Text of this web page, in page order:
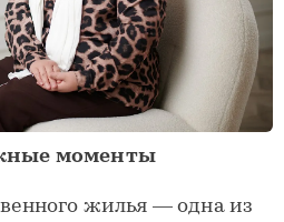
моменты
жилья — одна из